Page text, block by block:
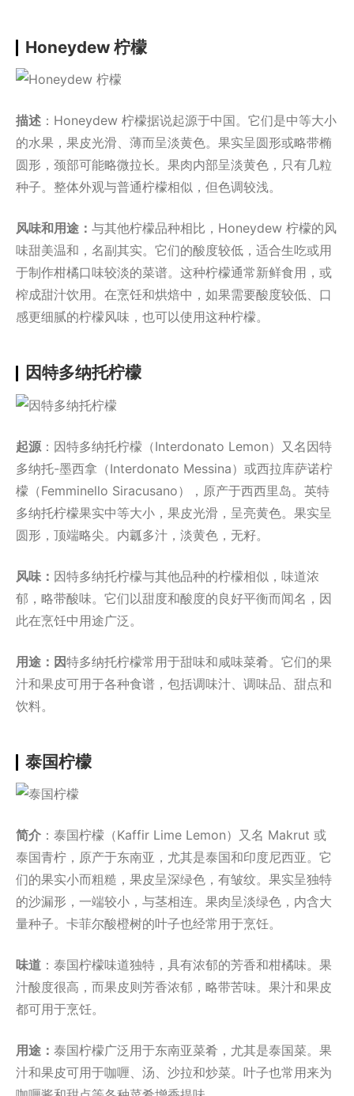
Honeydew 柠檬
描述 ：Honeydew 柠檬据说起源于中国。它们是中等大小
的水果，果皮光滑、薄而呈淡黄色。果实呈圆形或略带椭
圆形，颈部可能略微拉长。果肉内部呈淡黄色，只有几粒
种子。整体外观与普通柠檬相似，但色调较浅。
风味和用途： 与其他柠檬品种相比，Honeydew 柠檬的风
味甜美温和，名副其实。它们的酸度较低，适合生吃或用
于制作柑橘口味较淡的菜谱。这种柠檬通常新鲜食用，或
榨成甜汁饮用。在烹饪和烘焙中，如果需要酸度较低、口
感更细腻的柠檬风味，也可以使用这种柠檬。
因特多纳托柠檬
起源 ：因特多纳托柠檬（Interdonato Lemon）又名因特
多纳托-墨西拿（Interdonato Messina）或西拉库萨诺柠
檬（Femminello Siracusano），原产于西西里岛。英特
多纳托柠檬果实中等大小，果皮光滑，呈亮黄色。果实呈
圆形，顶端略尖。内瓤多汁，淡黄色，无籽。
风味： 因特多纳托柠檬与其他品种的柠檬相似，味道浓
郁，略带酸味。它们以甜度和酸度的良好平衡而闻名，因
此在烹饪中用途广泛。
用途：因特多纳托柠檬常用于甜味和咸味菜肴。它们的果
汁和果皮可用于各种食谱，包括调味汁、调味品、甜点和
饮料。
泰国柠檬
简介 ：泰国柠檬（Kaffir Lime Lemon）又名 Makrut 或
泰国青柠，原产于东南亚，尤其是泰国和印度尼西亚。它
们的果实小而粗糙，果皮呈深绿色，有皱纹。果实呈独特
的沙漏形，一端较小，与茎相连。果肉呈淡绿色，内含大
量种子。卡菲尔酸橙树的叶子也经常用于烹饪。
味道 ：泰国柠檬味道独特，具有浓郁的芳香和柑橘味。果
汁酸度很高，而果皮则芳香浓郁，略带苦味。果汁和果皮
都可用于烹饪。
用途： 泰国柠檬广泛用于东南亚菜肴，尤其是泰国菜。果
汁和果皮可用于咖喱、汤、沙拉和炒菜。叶子也常用来为